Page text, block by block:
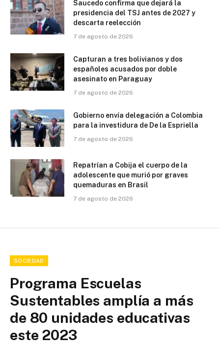
Saucedo confirma que dejará la
presidencia del TSJ antes de 2027 y
descarta reelección
7 de agosto de 2026
Capturan a tres bolivianos y dos
españoles acusados por doble
asesinato en Paraguay
7 de agosto de 2026
Gobierno envía delegación a Colombia
para la investidura de De la Espriella
7 de agosto de 2026
Repatrían a Cobija el cuerpo de la
adolescente que murió por graves
quemaduras en Brasil
7 de agosto de 2026
SOCIEDAD
Programa Escuelas
Sustentables amplía a más
de 80 unidades educativas
este 2023